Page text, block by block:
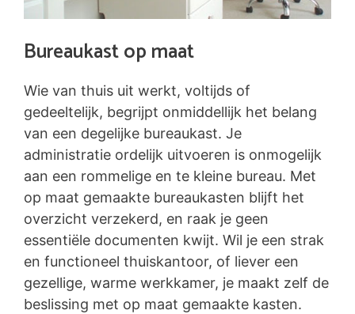
Bureaukast op maat
Wie van thuis uit werkt, voltijds of
gedeeltelijk, begrijpt onmiddellijk het belang
van een degelijke bureaukast. Je
administratie ordelijk uitvoeren is onmogelijk
aan een rommelige en te kleine bureau. Met
op maat gemaakte bureaukasten blijft het
overzicht verzekerd, en raak je geen
essentiële documenten kwijt. Wil je een strak
en functioneel thuiskantoor, of liever een
gezellige, warme werkkamer, je maakt zelf de
beslissing met op maat gemaakte kasten.